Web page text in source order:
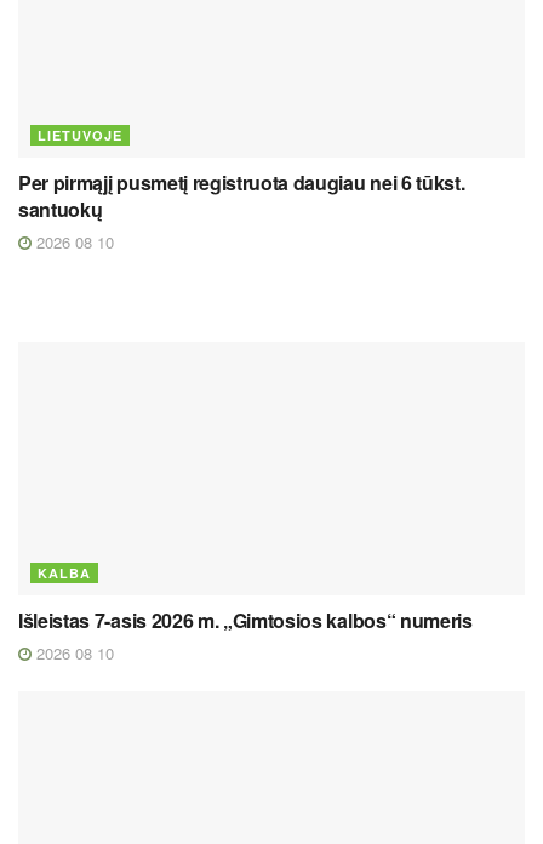
LIETUVOJE
Per pirmąjį pusmetį registruota daugiau nei 6 tūkst.
santuokų
2026 08 10
KALBA
Išleistas 7-asis 2026 m. „Gimtosios kalbos“ numeris
2026 08 10